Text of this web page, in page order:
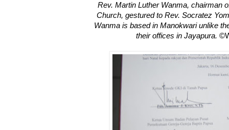
Rev. Martin Luther Wanma, chairman
Church, gestured to Rev. Socratez
Wanma is based in Manokwari unlike
their offices in Jayapura.